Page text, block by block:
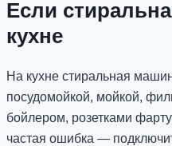
Если
кухне
На кухне стиральная
посудомойкой, мойкой,
бойлером, розетками
частая ошибка —